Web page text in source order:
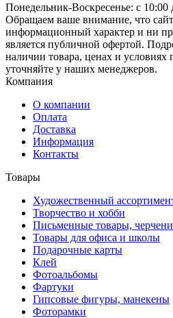
Понедельник-Воскресенье: с 10:00
Обращаем ваше внимание, что
информационный характер и ни
является публичной офертой.
наличии товара, ценах и условиях
уточняйте у наших менеджеров.
Компания
О компании
Оплата
Доставка
Информация
Контакты
Товары
Художественный
Творчество и хобби
Письменные товары,
Товары для офиса и школы
Подарочные карты
Клей
Фотоальбомы
Фартуки
Гипсовые фигуры, манекены
Фоторамки